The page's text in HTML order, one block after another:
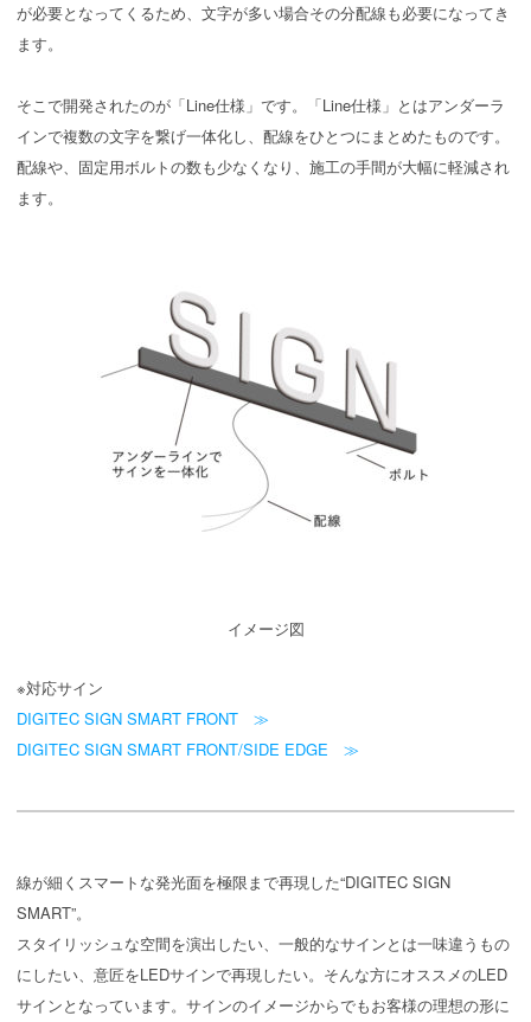
が必要となってくるため、文字が多い場合その分配線も必要になってき
ます。
そこで開発されたのが「Line仕様」です。「Line仕様」とはアンダーラ
インで複数の文字を繋げ一体化し、配線をひとつにまとめたものです。
配線や、固定用ボルトの数も少なくなり、施工の手間が大幅に軽減され
ます。
イメージ図
※対応サイン
DIGITEC SIGN SMART FRONT ≫
DIGITEC SIGN SMART FRONT/SIDE EDGE ≫
線が細くスマートな発光面を極限まで再現した“DIGITEC SIGN
SMART”。
スタイリッシュな空間を演出したい、一般的なサインとは一味違うもの
にしたい、意匠をLEDサインで再現したい。そんな方にオススメのLED
サインとなっています。サインのイメージからでもお客様の理想の形に